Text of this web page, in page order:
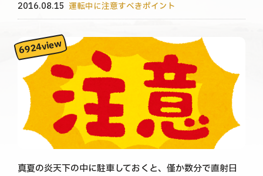
2016.08.15 運転中に注意すべきポイント
真夏の炎天下の中に駐車しておくと、僅か数分で直射日